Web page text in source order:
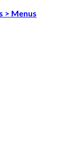
> Menus